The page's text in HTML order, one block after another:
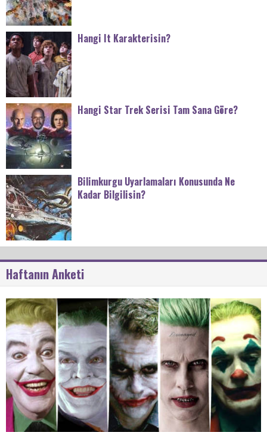
Hangi It Karakterisin?
Hangi Star Trek Serisi Tam Sana Göre?
Bilimkurgu Uyarlamaları Konusunda Ne
Kadar Bilgilisin?
Haftanın Anketi